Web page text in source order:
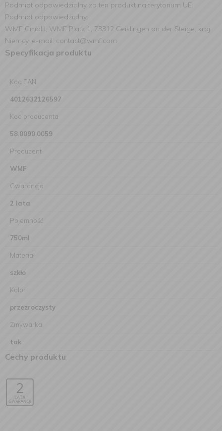
Podmiot odpowiedzialny za ten produkt na terytorium UE:
Podmiot odpowiedzialny:
WMF GmbH, WMF Platz 1, 73312 Geislingen an der Steige, kraj:
Niemcy, e-mail: contact@wmf.com
Specyfikacja produktu
Kod EAN
4012632126597
Kod producenta
58.0090.0059
Producent
WMF
Gwarancja
2 lata
Pojemność
750ml
Materiał
szkło
Kolor
przezroczysty
Zmywarka
tak
Cechy produktu